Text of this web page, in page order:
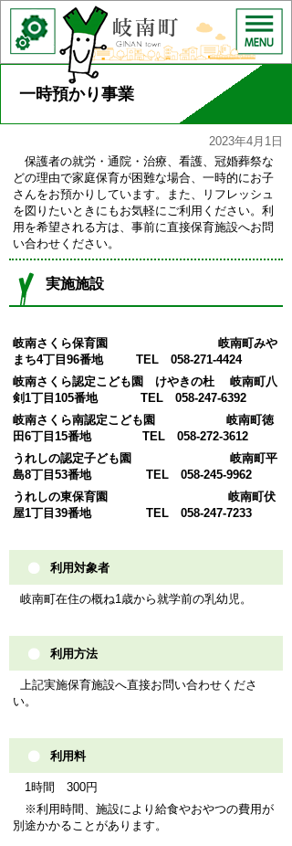
一時預かり事業
2023年4月1日
保護者の就労・通院・治療、看護、冠婚葬祭な
どの理由で家庭保育が困難な場合、一時的にお子
さんをお預かりしています。また、リフレッシュ
を図りたいときにもお気軽にご利用ください。利
用を希望される方は、事前に直接保育施設へお問
い合わせください。
実施施設
岐南さくら保育園 岐南町みや
まち4丁目96番地 TEL 058-271-4424
岐南さくら認定こども園 けやきの杜 岐南町八
剣1丁目105番地 TEL 058-247-6392
岐南さくら南認定こども園 岐南町徳
田6丁目15番地 TEL 058-272-3612
うれしの認定子ども園 岐南町平
島8丁目53番地 TEL 058-245-9962
うれしの東保育園 岐南町伏
屋1丁目39番地 TEL 058-247-7233
利用対象者
岐南町在住の概ね1歳から就学前の乳幼児。
利用方法
上記実施保育施設へ直接お問い合わせくださ
い。
利用料
1時間 300円
※利用時間、施設により給食やおやつの費用が
別途かかることがあります。